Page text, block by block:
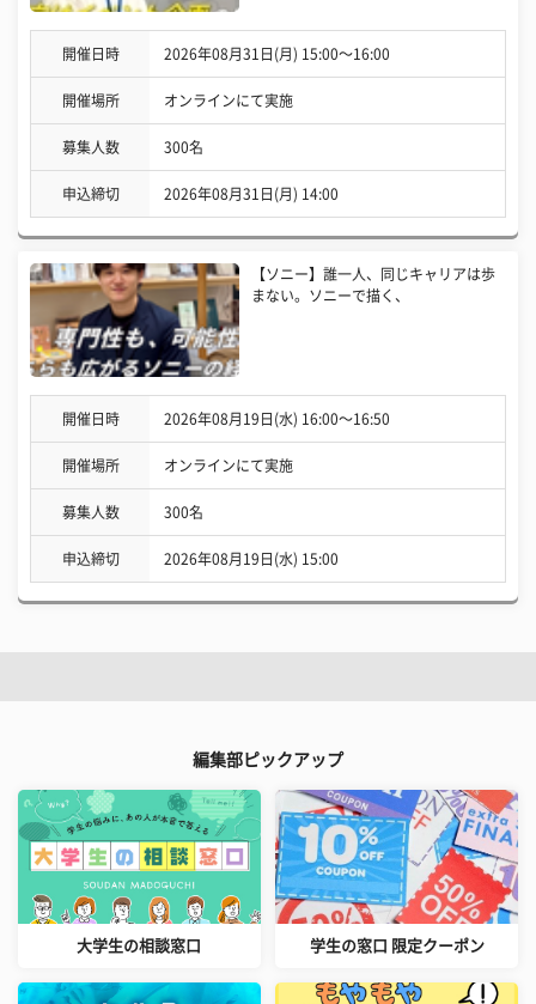
開催日時 2026年08月31日(月) 15:00〜16:00
開催場所 オンラインにて実施
募集人数 300名
申込締切 2026年08月31日(月) 14:00
【ソニー】誰一人、同じキャリアは歩
まない。ソニーで描く、
開催日時 2026年08月19日(水) 16:00〜16:50
開催場所 オンラインにて実施
募集人数 300名
申込締切 2026年08月19日(水) 15:00
編集部ピックアップ
大学生の相談窓口 学生の窓口 限定クーポン